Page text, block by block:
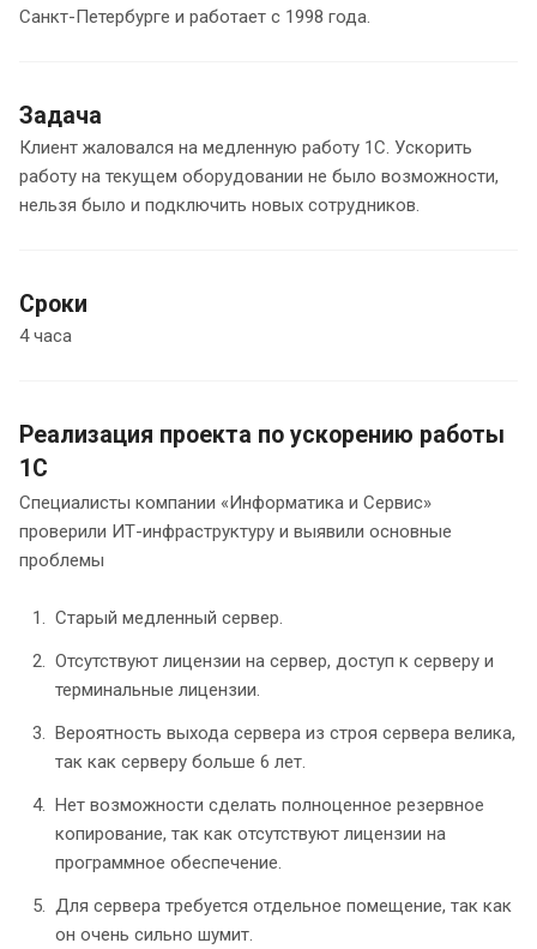
Санкт-Петербурге и работает с 1998 года.
Задача
Клиент жаловался на медленную работу 1С. Ускорить
работу на текущем оборудовании не было возможности,
нельзя было и подключить новых сотрудников.
Сроки
4 часа
Реализация проекта по ускорению работы
1С
Специалисты компании «Информатика и Сервис»
проверили ИТ-инфраструктуру и выявили основные
проблемы
Старый медленный сервер.
Отсутствуют лицензии на сервер, доступ к серверу и
терминальные лицензии.
Вероятность выхода сервера из строя сервера велика,
так как серверу больше 6 лет.
Нет возможности сделать полноценное резервное
копирование, так как отсутствуют лицензии на
программное обеспечение.
Для сервера требуется отдельное помещение, так как
он очень сильно шумит.